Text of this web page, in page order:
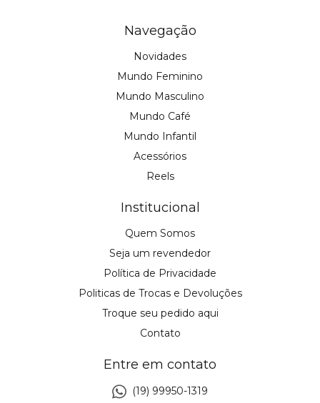
Navegação
Novidades
Mundo Feminino
Mundo Masculino
Mundo Café
Mundo Infantil
Acessórios
Reels
Institucional
Quem Somos
Seja um revendedor
Política de Privacidade
Politicas de Trocas e Devoluções
Troque seu pedido aqui
Contato
Entre em contato
(19) 99950-1319